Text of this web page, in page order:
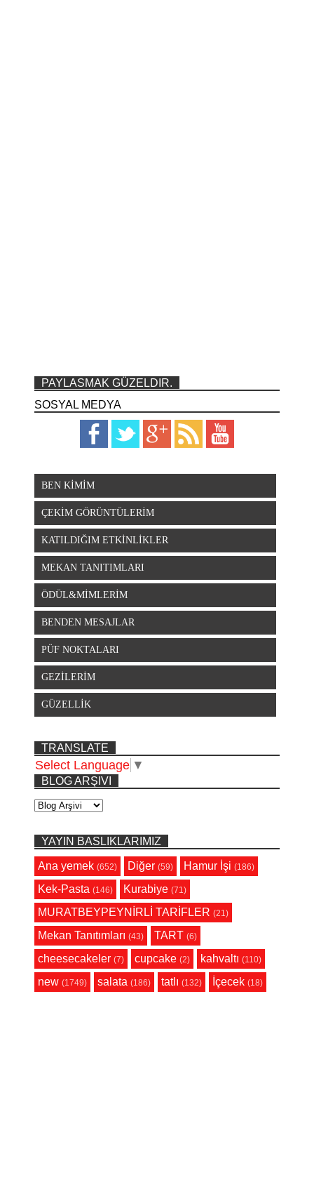
PAYLASMAK GÜZELDIR.
SOSYAL MEDYA
BEN KİMİM
ÇEKİM GÖRÜNTÜLERİM
KATILDIĞIM ETKİNLİKLER
MEKAN TANITIMLARI
ÖDÜL&MİMLERİM
BENDEN MESAJLAR
PÜF NOKTALARI
GEZİLERİM
GÜZELLİK
TRANSLATE
Select Language ▼
BLOG ARŞIVI
YAYIN BASLIKLARIMIZ
Ana yemek (652) Diğer (59) Hamur İşi (186)
Kek-Pasta (146) Kurabiye (71)
MURATBEYPEYNİRLİ TARİFLER (21)
Mekan Tanıtımları (43) TART (6)
cheesecakeler (7) cupcake (2) kahvaltı (110)
new (1749) salata (186) tatlı (132) İçecek (18)